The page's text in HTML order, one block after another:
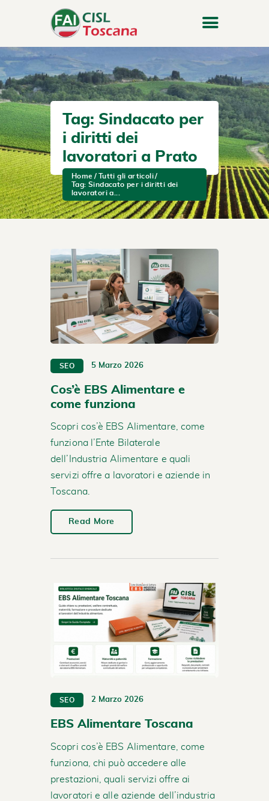
Tag: Sindacato per
i diritti dei
lavoratori a Prato
Home
Tutti gli articoli
Tag: Sindacato per i diritti dei
lavoratori a...
SEO 5 Marzo 2026
Cos’è EBS Alimentare e
come funziona
Scopri cos’è EBS Alimentare, come
funziona l’Ente Bilaterale
dell’Industria Alimentare e quali
servizi offre a lavoratori e aziende in
Toscana.
Read More
SEO 2 Marzo 2026
EBS Alimentare Toscana
Scopri cos’è EBS Alimentare, come
funziona, chi può accedere alle
prestazioni, quali servizi offre ai
lavoratori e alle aziende dell’industria